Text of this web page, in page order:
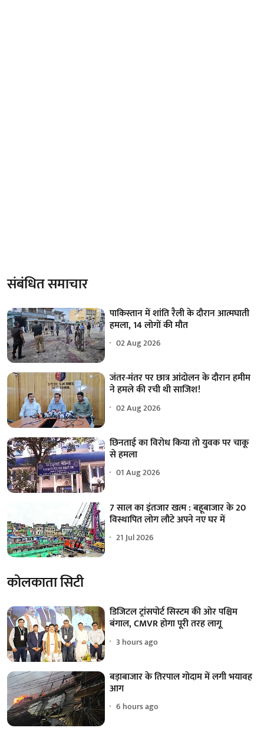
संबंधित समाचार
पाकिस्तान में शांति रैली के दौरान आत्मघाती
हमला, 14 लोगों की मौत
02 Aug 2026
जंतर-मंतर पर छात्र आंदोलन के दौरान हमीम
ने हमले की रची थी साजिश!
02 Aug 2026
छिनताई का विरोध किया तो युवक पर चाकू
से हमला
01 Aug 2026
7 साल का इंतजार खत्म : बहूबाजार के 20
विस्थापित लोग लौटे अपने नए घर में
21 Jul 2026
कोलकाता सिटी
डिजिटल ट्रांसपोर्ट सिस्टम की ओर पश्चिम
बंगाल, CMVR होगा पूरी तरह लागू
3 hours ago
बड़ाबाजार के तिरपाल गोदाम में लगी भयावह
आग
6 hours ago